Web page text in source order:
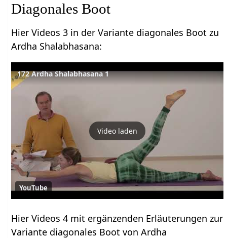
Diagonales Boot
Hier Videos 3 in der Variante diagonales Boot zu
Ardha Shalabhasana:
172 Ardha Shalabhasana 1
Video laden
YouTube
Hier Videos 4 mit ergänzenden Erläuterungen zur
Variante diagonales Boot von Ardha